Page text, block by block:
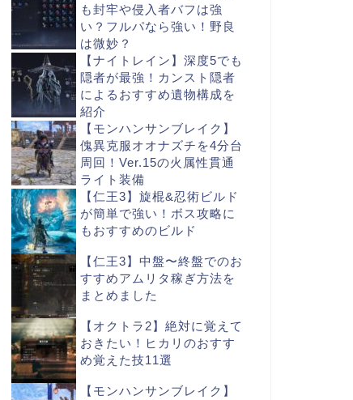
も封牢や侵入者バフは強
い？フルパなら強い！野良
は微妙？
【ナイトレイン】深度5でも
隠者が最強！カンスト隠者
によるおすすめ遺物構成を
紹介
【モンハンサンブレイク】
傀異克服オオナズチを4分台
周回！Ver.15の火属性貫通
ライト装備
【仁王3】旋棍&忍術ビルド
が簡単で強い！ボス攻略に
もおすすめのビルド
【仁王3】中盤〜終盤でのお
すすめアムリタ稼ぎ方法を
まとめました
【オクトラ2】絶対に覚えて
おきたい！ヒカリのおすす
め覚えた技11選
【モンハンサンブレイク】